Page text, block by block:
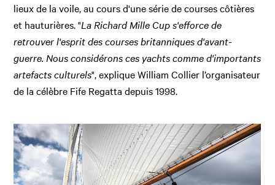
lieux de la voile, au cours d'une série de courses côtières
et hauturières. "La Richard Mille Cup s'efforce de
retrouver l'esprit des courses britanniques d'avant-
guerre. Nous considérons ces yachts comme d'importants
artefacts culturels", explique William Collier l’organisateur
de la célèbre Fife Regatta depuis 1998.